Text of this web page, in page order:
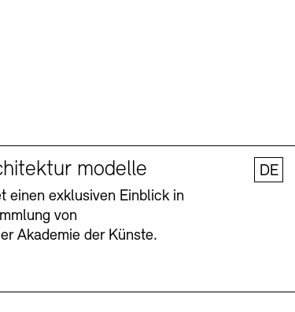
modelle
einen exklusiven Einblick in
von
Akademie der Künste.
DE